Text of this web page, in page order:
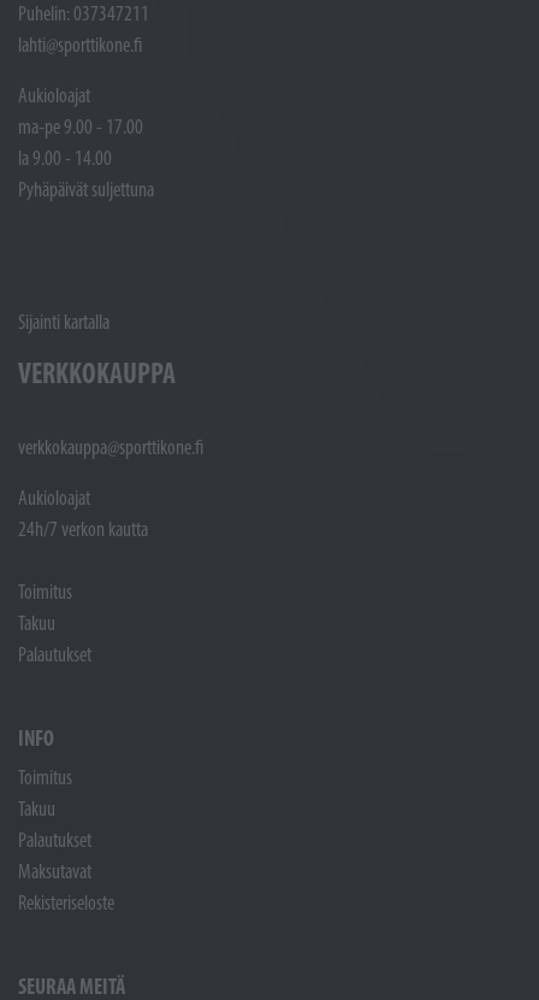
Puhelin: 037347211
lahti@sporttikone.fi
Aukioloajat
ma-pe 9.00 - 17.00
la 9.00 - 14.00
Pyhäpäivät suljettuna
Sijainti kartalla
VERKKOKAUPPA
verkkokauppa@sporttikone.fi
Aukioloajat
24h/7 verkon kautta
Toimitus
Takuu
Palautukset
INFO
Toimitus
Takuu
Palautukset
Maksutavat
Rekisteriseloste
SEURAA MEITÄ